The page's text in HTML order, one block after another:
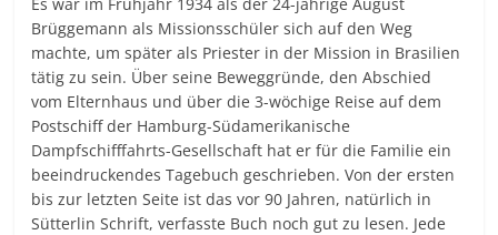
Brüggemann als Missionsschüler sich auf den Weg
machte, um später als Priester in der Mission in Brasilien
tätig zu sein. Über seine Beweggründe, den Abschied
vom Elternhaus und über die 3-wöchige Reise auf dem
Postschiff der Hamburg-Südamerikanische
Dampfschifffahrts-Gesellschaft hat er für die Familie ein
beeindruckendes Tagebuch geschrieben. Von der ersten
bis zur letzten Seite ist das vor 90 Jahren, natürlich in
Sütterlin Schrift, verfasste Buch noch gut zu lesen. Jede